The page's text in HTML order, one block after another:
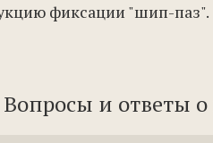
фиксации "шип-паз".
Вопросы и ответы